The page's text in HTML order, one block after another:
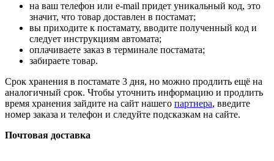
на ваш телефон или e-mail придет уникальный код, это
значит, что товар доставлен в постамат;
вы приходите к постамату, вводите полученный код и
следует инструкциям автомата;
оплачиваете заказ в терминале постамата;
забираете товар.
Срок хранения в постамате 3 дня, но можно продлить ещё на
аналогичный срок. Чтобы уточнить информацию и продлить
время хранения зайдите на сайт нашего партнера, введите
номер заказа и телефон и следуйте подсказкам на сайте.
Почтовая доставка